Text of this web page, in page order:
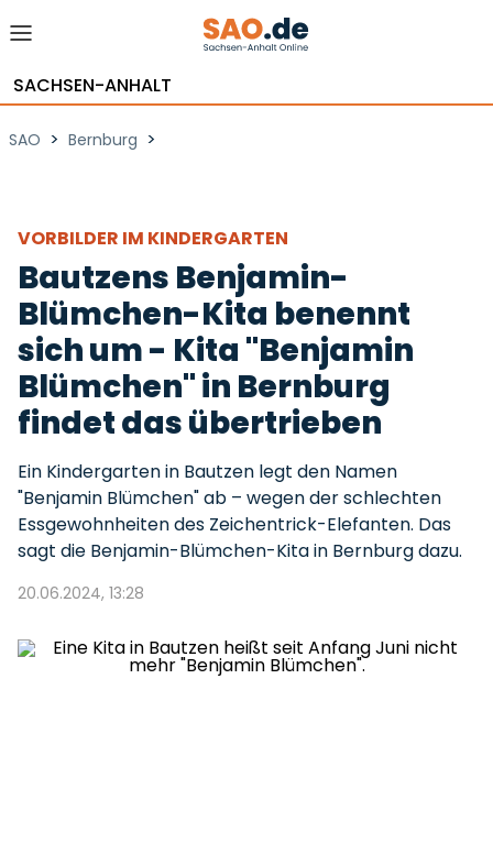
SACHSEN-ANHALT
SAO > Bernburg >
VORBILDER IM KINDERGARTEN
Bautzens Benjamin-
Blümchen-Kita benennt
sich um - Kita "Benjamin
Blümchen" in Bernburg
findet das übertrieben
Ein Kindergarten in Bautzen legt den Namen
"Benjamin Blümchen" ab – wegen der schlechten
Essgewohnheiten des Zeichentrick-Elefanten. Das
sagt die Benjamin-Blümchen-Kita in Bernburg dazu.
20.06.2024, 13:28